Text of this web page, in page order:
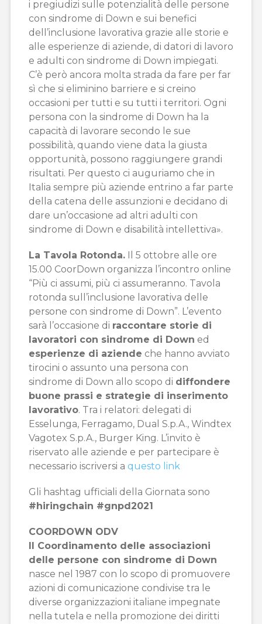
i pregiudizi sulle potenzialità delle persone
con sindrome di Down e sui benefici
dell’inclusione lavorativa grazie alle storie e
alle esperienze di aziende, di datori di lavoro
e adulti con sindrome di Down impiegati.
C’è però ancora molta strada da fare per far
sì che si eliminino barriere e si creino
occasioni per tutti e su tutti i territori. Ogni
persona con la sindrome di Down ha la
capacità di lavorare secondo le sue
possibilità, quando viene data la giusta
opportunità, possono raggiungere grandi
risultati. Per questo ci auguriamo che in
Italia sempre più aziende entrino a far parte
della catena delle assunzioni e decidano di
dare un’occasione ad altri adulti con
sindrome di Down e disabilità intellettiva».
La Tavola Rotonda.Il 5 ottobre alle ore
15.00 CoorDown organizza l’incontro online
“Più ci assumi, più ci assumeranno. Tavola
rotonda sull’inclusione lavorativa delle
persone con sindrome di Down”. L’evento
sarà l’occasione di raccontare storie di
lavoratori con sindrome di Down ed
esperienze di aziende che hanno avviato
tirocini o assunto una persona con
sindrome di Down allo scopo di diffondere
buone prassi e strategie di inserimento
lavorativo. Tra i relatori: delegati di
Esselunga, Ferragamo, Dual S.p.A., Windtex
Vagotex S.p.A., Burger King. L’invito è
riservato alle aziende e per partecipare è
necessario iscriversi a questo link
Gli hashtag ufficiali della Giornata sono
#hiringchain #gnpd2021
COORDOWN ODV
Il Coordinamento delle associazioni
delle persone con sindrome di Down
nasce nel 1987 con lo scopo di promuovere
azioni di comunicazione condivise tra le
diverse organizzazioni italiane impegnate
nella tutela e nella promozione dei diritti